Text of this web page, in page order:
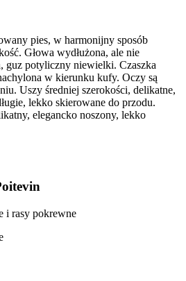
pies, w harmonijny sposób
Głowa wydłużona, ale nie
guz potyliczny niewielki. Czaszka
w kierunku kufy. Oczy są
Uszy średniej szerokości, delikatne,
lekko skierowane do przodu.
elegancko noszony, lekko
i rasy pokrewne